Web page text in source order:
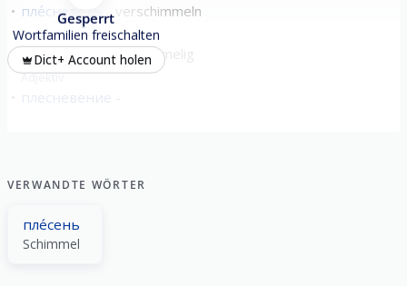
пле́сневеть verschimmeln
Verb unvollendet
пле́сневелый schimmelig
Adjektiv
плесневение
Gesperrt
Wortfamilien freischalten
Dict+ Account holen
VERWANDTE WÖRTER
пле́сень
Schimmel